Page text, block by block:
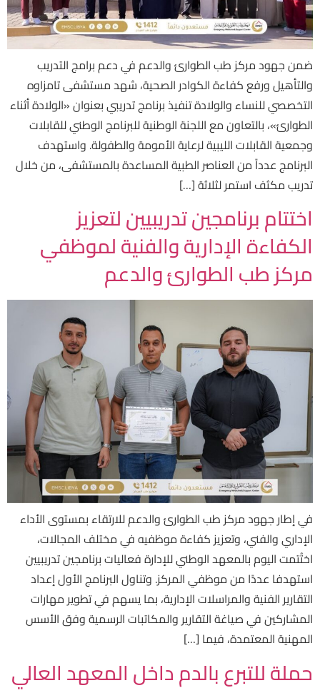
ضمن جهود مركز طب الطوارئ والدعم في دعم برامج التدريب
والتأهيل ورفع كفاءة الكوادر الصحية، شهد مستشفى تامزاوه
التخصصي للنساء والولادة تنفيذ برنامج تدريبي بعنوان «الولادة أثناء
الطوارئ»، بالتعاون مع اللجنة الوطنية للبرنامج الوطني للقابلات
وجمعية القابلات الليبية لرعاية الأمومة والطفولة. واستهدف
البرنامج عدداً من العناصر الطبية المساعدة بالمستشفى، من خلال
تدريب مكثف استمر لثلاثة […]
اختتام برنامجين تدريبيين لتعزيز
الكفاءة الإدارية والفنية لموظفي
مركز طب الطوارئ والدعم
في إطار جهود مركز طب الطوارئ والدعم للارتقاء بمستوى الأداء
الإداري والفني، وتعزيز كفاءة موظفيه في مختلف المجالات،
اختُتمت اليوم بالمعهد الوطني للإدارة فعاليات برنامجين تدريبيين
استهدفا عددًا من موظفي المركز. وتناول البرنامج الأول إعداد
التقارير الفنية والمراسلات الإدارية، بما يسهم في تطوير مهارات
المشاركين في صياغة التقارير والمكاتبات الرسمية وفق الأسس
المهنية المعتمدة، فيما […]
حملة للتبرع بالدم داخل المعهد العالي